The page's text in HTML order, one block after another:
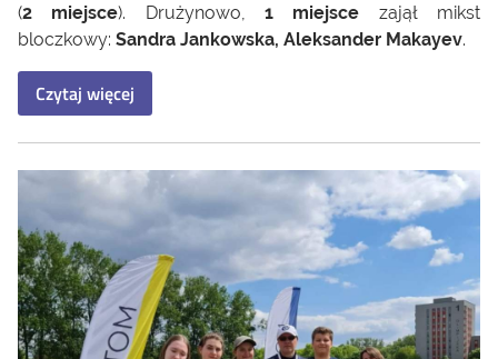
(2 miejsce). Drużynowo,1 miejsce zajął mikst
bloczkowy: Sandra Jankowska, Aleksander Makayev.
Czytaj więcej